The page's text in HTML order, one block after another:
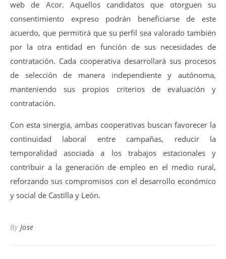
web de Acor. Aquellos candidatos que otorguen su
consentimiento expreso podrán beneficiarse de este
acuerdo, que permitirá que su perfil sea valorado también
por la otra entidad en función de sus necesidades de
contratación. Cada cooperativa desarrollará sus procesos
de selección de manera independiente y autónoma,
manteniendo sus propios criterios de evaluación y
contratación.
Con esta sinergia, ambas cooperativas buscan favorecer la
continuidad laboral entre campañas, reducir la
temporalidad asociada a los trabajos estacionales y
contribuir a la generación de empleo en el medio rural,
reforzando sus compromisos con el desarrollo económico
y social de Castilla y León.
By Jose